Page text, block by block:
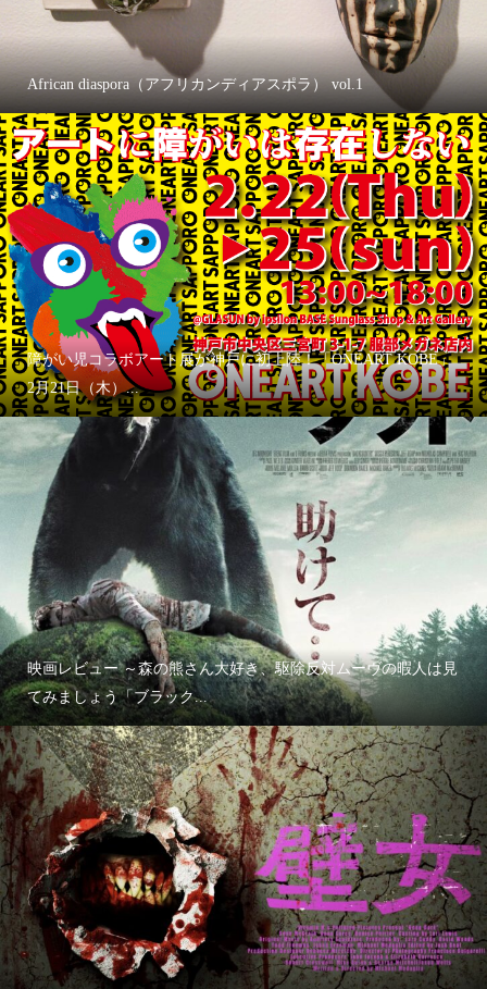
African diaspora（アフリカンディアスポラ） vol.1
障がい児コラボアート展が神戸に初上陸！「ONEART KOBE」
2月21日（木）...
映画レビュー ～森の熊さん大好き、駆除反対ムーヴの暇人は見
てみましょう「ブラック...